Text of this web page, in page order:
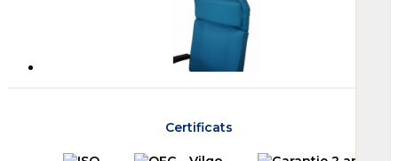
Certificats